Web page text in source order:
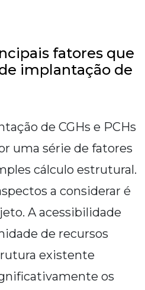
fatores que
implantação de
de CGHs e PCHs
uma série de fatores
cálculo estrutural.
a considerar é
A acessibilidade
de recursos
existente
os